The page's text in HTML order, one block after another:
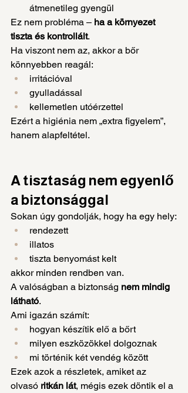
átmenetileg gyengül
Ez nem probléma – ha a környezet
tiszta és kontrollált.
Ha viszont nem az, akkor a bőr
könnyebben reagál:
irritációval
gyulladással
kellemetlen utóérzettel
Ezért a higiénia nem „extra figyelem”,
hanem alapfeltétel.
A tisztaság nem egyenlő
a biztonsággal
Sokan úgy gondolják, hogy ha egy hely:
rendezett
illatos
tiszta benyomást kelt
akkor minden rendben van.
A valóságban a biztonság nem mindig
látható.
Ami igazán számít:
hogyan készítik elő a bőrt
milyen eszközökkel dolgoznak
mi történik két vendég között
Ezek azok a részletek, amiket az
olvasó ritkán lát, mégis ezek döntik el a